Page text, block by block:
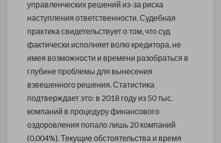
управленческих решений из-за риска
наступления ответственности. Судебная
практика свидетельствует о том, что суд
фактически исполняет волю кредитора, не
имея возможности и времени разобраться в
глубине проблемы для вынесения
взвешенного решения. Статистика
подтверждает это: в 2018 году из 50 тыс.
компаний в процедуру финансового
оздоровления попало лишь 20 компаний
(0,004%). Текущие обстоятельства и время